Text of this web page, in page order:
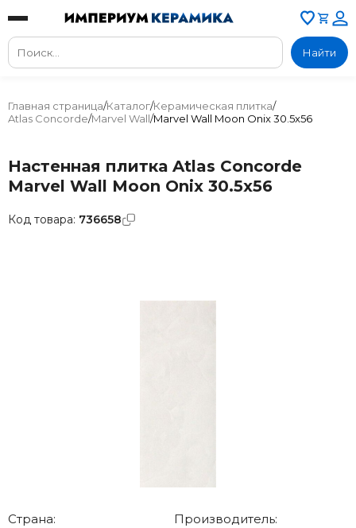
Найти
Главная страница/Каталог/Керамическая плитка/
Atlas Concorde/Marvel Wall/Marvel Wall Moon Onix 30.5x56
Настенная плитка Atlas Concorde
Marvel Wall Moon Onix 30.5x56
Страна:
Производитель:
Код товара: 736658